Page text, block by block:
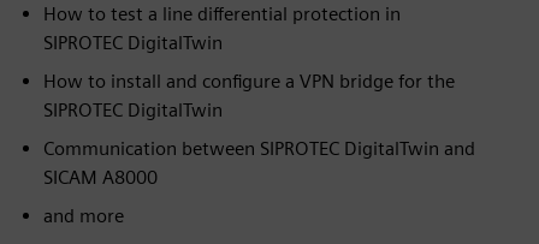
How to test a line differential protection in
SIPROTEC DigitalTwin
How to install and configure a VPN bridge for the
SIPROTEC DigitalTwin
Communication between SIPROTEC DigitalTwin and
SICAM A8000
and more